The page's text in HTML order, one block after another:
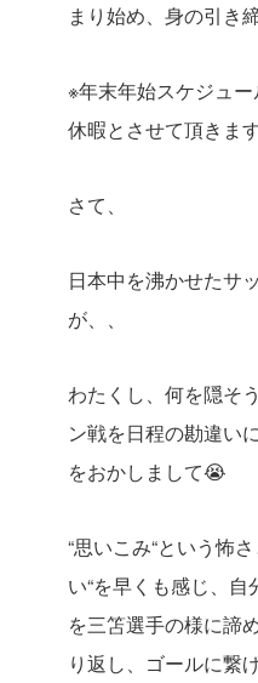
まり始め、身の引き
※年末年始スケジュ
休暇とさせて頂きます
さて、
日本中を沸かせたサ
が、、
わたくし、何を隠そ
ン戦を日程の勘違い
をおかしまして😭
“思いこみ“という怖
い“を早くも感じ、
を三笘選手の様に諦
り返し、ゴールに繋